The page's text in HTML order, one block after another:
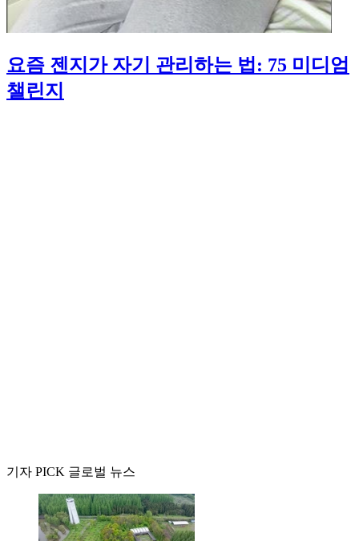
요즘 젠지가 자기 관리하는 법: 75 미디엄
챌린지
기자 PICK 글로벌 뉴스